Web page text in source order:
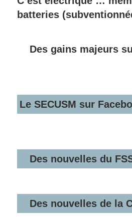
de
batteries
Des gains majeurs
Le SECUSM sur
Des nouvelles du
Des nouvelles de la